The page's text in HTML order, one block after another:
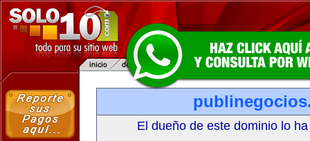
El dueño de este dominio lo